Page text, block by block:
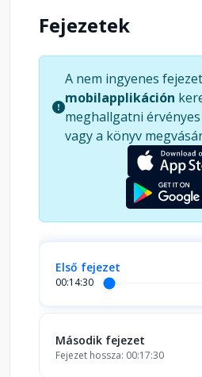
mi a jól működő házasság
könyv gyakorlatias és jól
legkülönfélébb
egyedülállóknak is
szeretetet mindennapjaik
Fejezetek
A nem ingyenes
mobilapplikáción
meghallgatni
vagy a könyv
Első fejezet
00:14:30
Második fejezet
Fejezet hossza: 00:17:30